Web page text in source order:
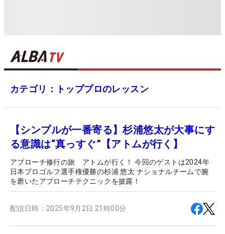
カテゴリ：トッププロのレッスン
【シンプルが一番寄る】杉浦悠太が大事にす
る意識は“真っすぐ”【アトムが行く】
アプローチ修行の旅 アトムが行く！ 今回のゲストは2024年
日本プロゴルフ選手権優勝の杉浦 悠太 ナショナルチームで腕
を磨いたアプローチテクニックを披露！
配信日時： 2025年9月2日 21時00分